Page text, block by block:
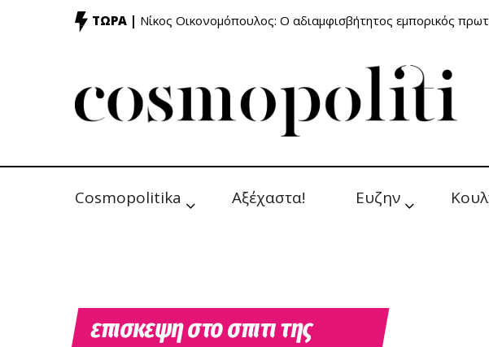
ΤΩΡΑ | Νίκος Οικονομόπουλος: Ο αδιαμφισβήτητος εμπορικός
Cosmopolitika Αξέχαστα! Ευζην
επισκεψη στο σπιτι της